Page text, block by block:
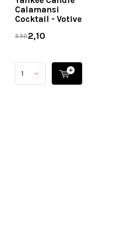
Calamansi
Cocktail - Votive
3,502,10